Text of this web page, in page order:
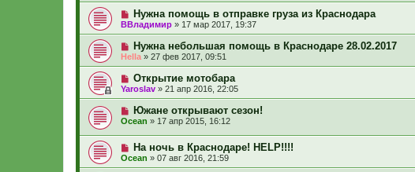
Нужна помощь в отправке груза из Краснодара
ВВладимир » 17 мар 2017, 19:37
Нужна небольшая помощь в Краснодаре 28.02.2017
Hella » 27 фев 2017, 09:51
Открытие мотобара
Yaroslav » 21 апр 2016, 22:05
Южане открывают сезон!
Ocean » 17 апр 2015, 16:12
На ночь в Краснодаре! HELP!!!!
Ocean » 07 авг 2016, 21:59